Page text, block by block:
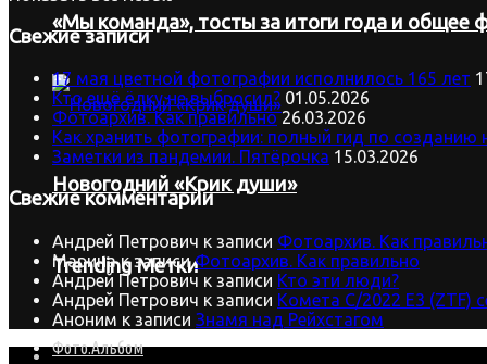
«Мы команда», тосты за итоги года и общее
Новогодний «Крик души»
Trending Метки
Фото.Альбом
Свежие записи
17 мая цветной фотографии исполнилось 165 лет
Кто ещё ёлку не выбросил? 01.05.2026
Фотоархив. Как правильно 26.03.2026
Как хранить фотографии: полный гид по созданию
Заметки из пандемии. Пятёрочка 15.03.2026
Свежие комментарии
Андрей Петрович к записи Фотоархив. Как
Маринак записиФотоархив. Как правильно
Андрей Петрович к записи Кто эти люди?
Андрей Петрович к записи Комета C/2022 E3 (ZTF)
Аноним к записи Знамя над Рейхстагом